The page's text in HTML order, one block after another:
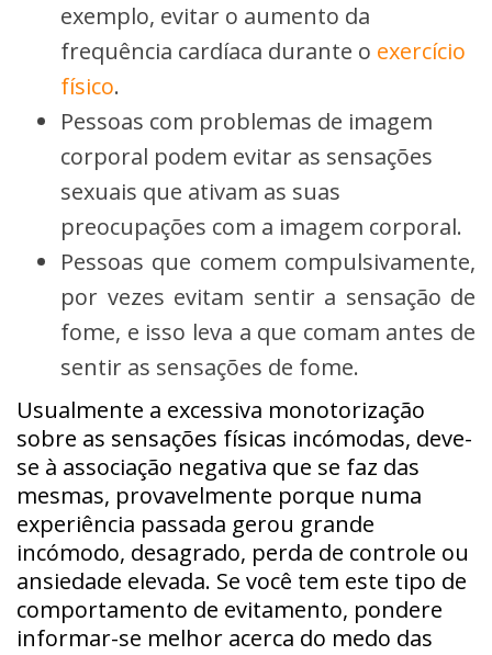
exemplo, evitar o aumento da
frequência cardíaca durante o exercício
físico.
Pessoas com problemas de imagem
corporal podem evitar as sensações
sexuais que ativam as suas
preocupações com a imagem corporal.
Pessoas que comem compulsivamente,
por vezes evitam sentir a sensação de
fome, e isso leva a que comam antes de
sentir as sensações de fome.
Usualmente a excessiva monotorização
sobre as sensações físicas incómodas, deve-
se à associação negativa que se faz das
mesmas, provavelmente porque numa
experiência passada gerou grande
incómodo, desagrado, perda de controle ou
ansiedade elevada. Se você tem este tipo de
comportamento de evitamento, pondere
informar-se melhor acerca do medo das